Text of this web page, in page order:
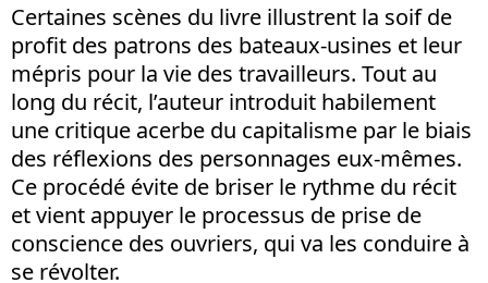
Certaines scènes du livre illustrent la soif de
profit des patrons des bateaux-usines et leur
mépris pour la vie des travailleurs. Tout au
long du récit, l’auteur introduit habilement
une critique acerbe du capitalisme par le biais
des réflexions des personnages eux-mêmes.
Ce procédé évite de briser le rythme du récit
et vient appuyer le processus de prise de
conscience des ouvriers, qui va les conduire à
se révolter.